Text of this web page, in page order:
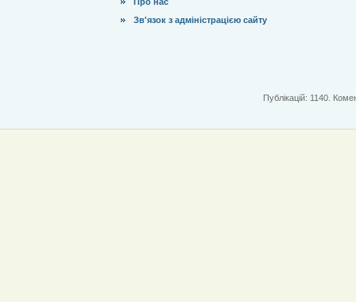
Зв'язок з адміністрацією сайту
Публікацій: 1140.